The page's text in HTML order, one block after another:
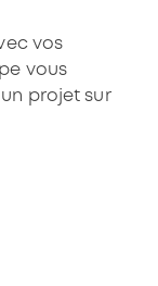
vos
vous
projet sur